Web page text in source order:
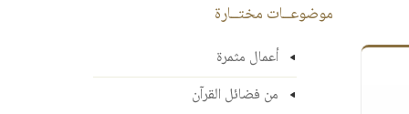
موضوعــات مختــارة
أعمال مثمرة
من فضائل القرآن